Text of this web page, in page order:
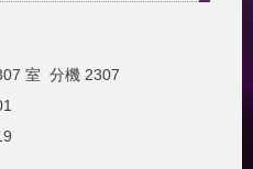
室 分機 2307